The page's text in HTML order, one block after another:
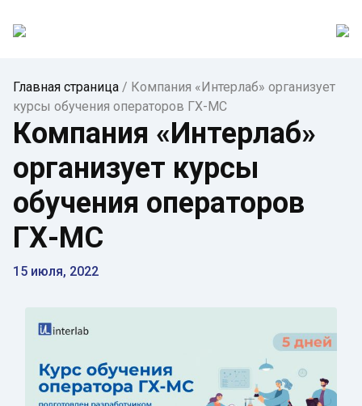
Главная страница / Компания «Интерлаб» организует
курсы обучения операторов ГХ-МС
Компания «Интерлаб»
организует курсы
обучения операторов
ГХ-МС
15 июля, 2022